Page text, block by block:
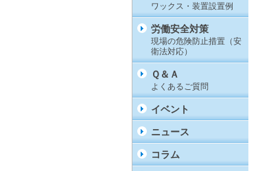
ワックス・装置設置例
労働安全対策
現場の危険防止措置（安
衛法対応）
Ｑ＆Ａ
よくあるご質問
イベント
ニュース
コラム